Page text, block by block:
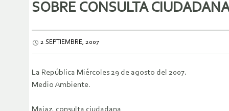
SOBRE CONSULTA
2 SEPTIEMBRE, 2007
La República Miércoles 29 de agosto del 2007.
Medio Ambiente.